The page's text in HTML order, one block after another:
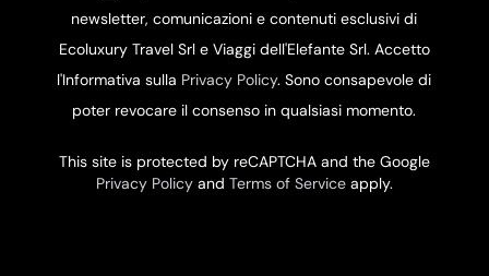
newsletter, comunicazioni e contenuti esclusivi di
Ecoluxury Travel Srl e Viaggi dell'Elefante Srl. Accetto
l'Informativa sulla Privacy Policy. Sono consapevole di
poter revocare il consenso in qualsiasi momento.
This site is protected by reCAPTCHA and the Google
Privacy Policyand Terms of Serviceapply.